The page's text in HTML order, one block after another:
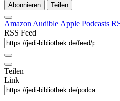
Abonnieren Teilen
Amazon Audible Apple Podcasts
RSS Feed
Teilen
Link